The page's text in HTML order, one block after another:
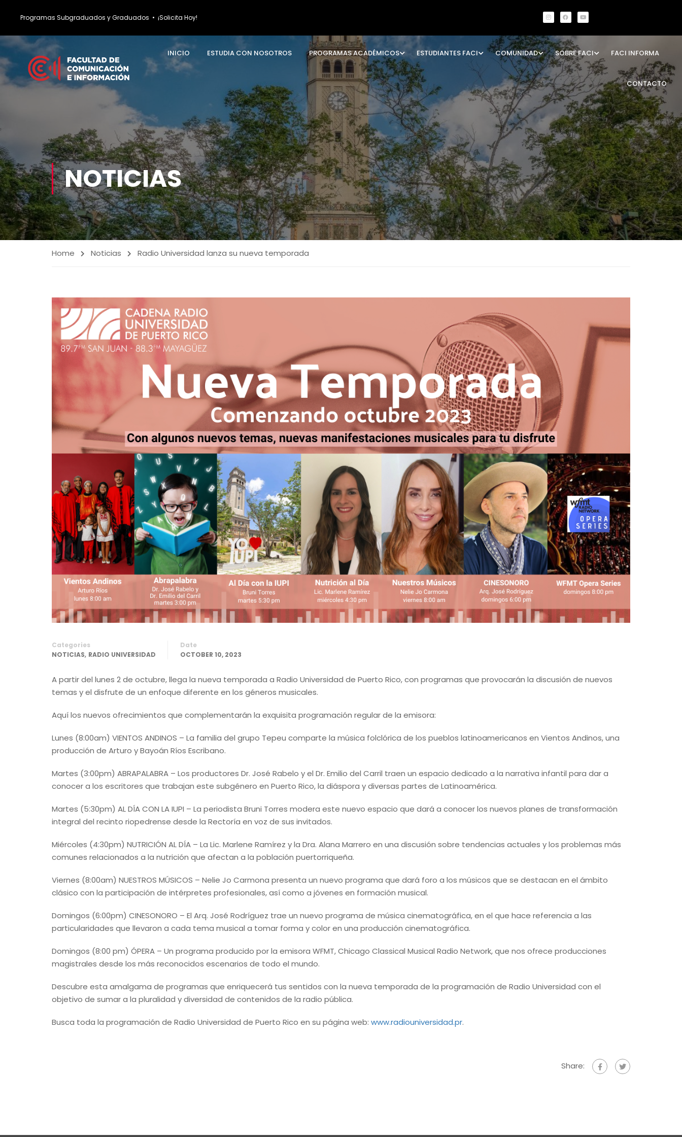
Programas Subgraduados y Graduados • ¡Solicita Hoy!
INICIO ESTUDIA CON NOSOTROS PROGRAMAS ACADÉMICOS ESTUDIANTES FACI COMUNIDAD SOBRE FACI FACI INFORMA
CONTACTO
NOTICIAS
Home Noticias Radio Universidad lanza su nueva temporada
Categories
NOTICIAS, RADIO UNIVERSIDAD
Date
OCTOBER 10, 2023
A partir del lunes 2 de octubre, llega la nueva temporada a Radio Universidad de Puerto Rico, con programas que provocarán la discusión de nuevos
temas y el disfrute de un enfoque diferente en los géneros musicales.
Aquí los nuevos ofrecimientos que complementarán la exquisita programación regular de la emisora:
Lunes (8:00am) VIENTOS ANDINOS – La familia del grupo Tepeu comparte la música folclórica de los pueblos latinoamericanos en Vientos Andinos, una
producción de Arturo y Bayoán Ríos Escribano.
Martes (3:00pm) ABRAPALABRA – Los productores Dr. José Rabelo y el Dr. Emilio del Carril traen un espacio dedicado a la narrativa infantil para dar a
conocer a los escritores que trabajan este subgénero en Puerto Rico, la diáspora y diversas partes de Latinoamérica.
Martes (5:30pm) AL DÍA CON LA IUPI – La periodista Bruni Torres modera este nuevo espacio que dará a conocer los nuevos planes de transformación
integral del recinto riopedrense desde la Rectoría en voz de sus invitados.
Miércoles (4:30pm) NUTRICIÓN AL DÍA – La Lic. Marlene Ramírez y la Dra. Alana Marrero en una discusión sobre tendencias actuales y los problemas más
comunes relacionados a la nutrición que afectan a la población puertorriqueña.
Viernes (8:00am) NUESTROS MÚSICOS – Nelie Jo Carmona presenta un nuevo programa que dará foro a los músicos que se destacan en el ámbito
clásico con la participación de intérpretes profesionales, así como a jóvenes en formación musical.
Domingos (6:00pm) CINESONORO – El Arq. José Rodríguez trae un nuevo programa de música cinematográfica, en el que hace referencia a las
particularidades que llevaron a cada tema musical a tomar forma y color en una producción cinematográfica.
Domingos (8:00 pm) ÓPERA – Un programa producido por la emisora WFMT, Chicago Classical Musical Radio Network, que nos ofrece producciones
magistrales desde los más reconocidos escenarios de todo el mundo.
Descubre esta amalgama de programas que enriquecerá tus sentidos con la nueva temporada de la programación de Radio Universidad con el
objetivo de sumar a la pluralidad y diversidad de contenidos de la radio pública.
Busca toda la programación de Radio Universidad de Puerto Rico en su página web: www.radiouniversidad.pr.
Share: